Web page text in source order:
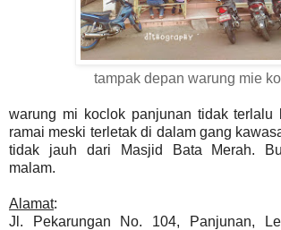
tampak depan warung mie
warung mi koclok panjunan tidak terlalu
ramai meski terletak di dalam gang
tidak jauh dari Masjid Bata Merah.
malam.
Alamat:
Jl. Pekarungan No. 104, Panjunan,